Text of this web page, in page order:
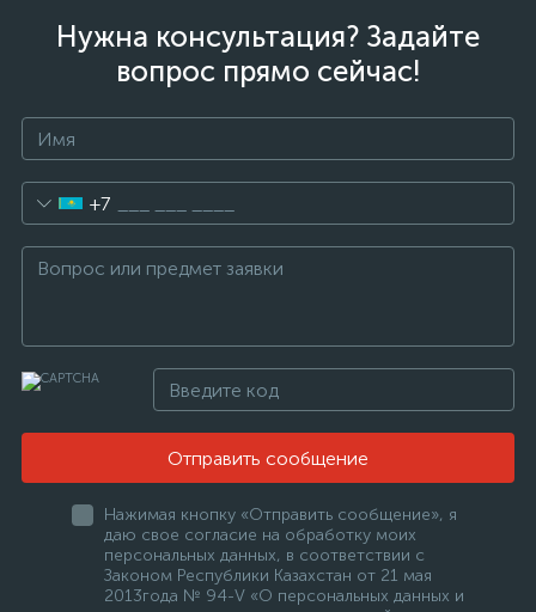
Нужна консультация? Задайте
вопрос прямо сейчас!
+7
Отправить сообщение
Нажимая кнопку «Отправить сообщение», я
даю свое согласие на обработку моих
персональных данных, в соответствии с
Законом Республики Казахстан от 21 мая
2013года № 94-V «О персональных данных и